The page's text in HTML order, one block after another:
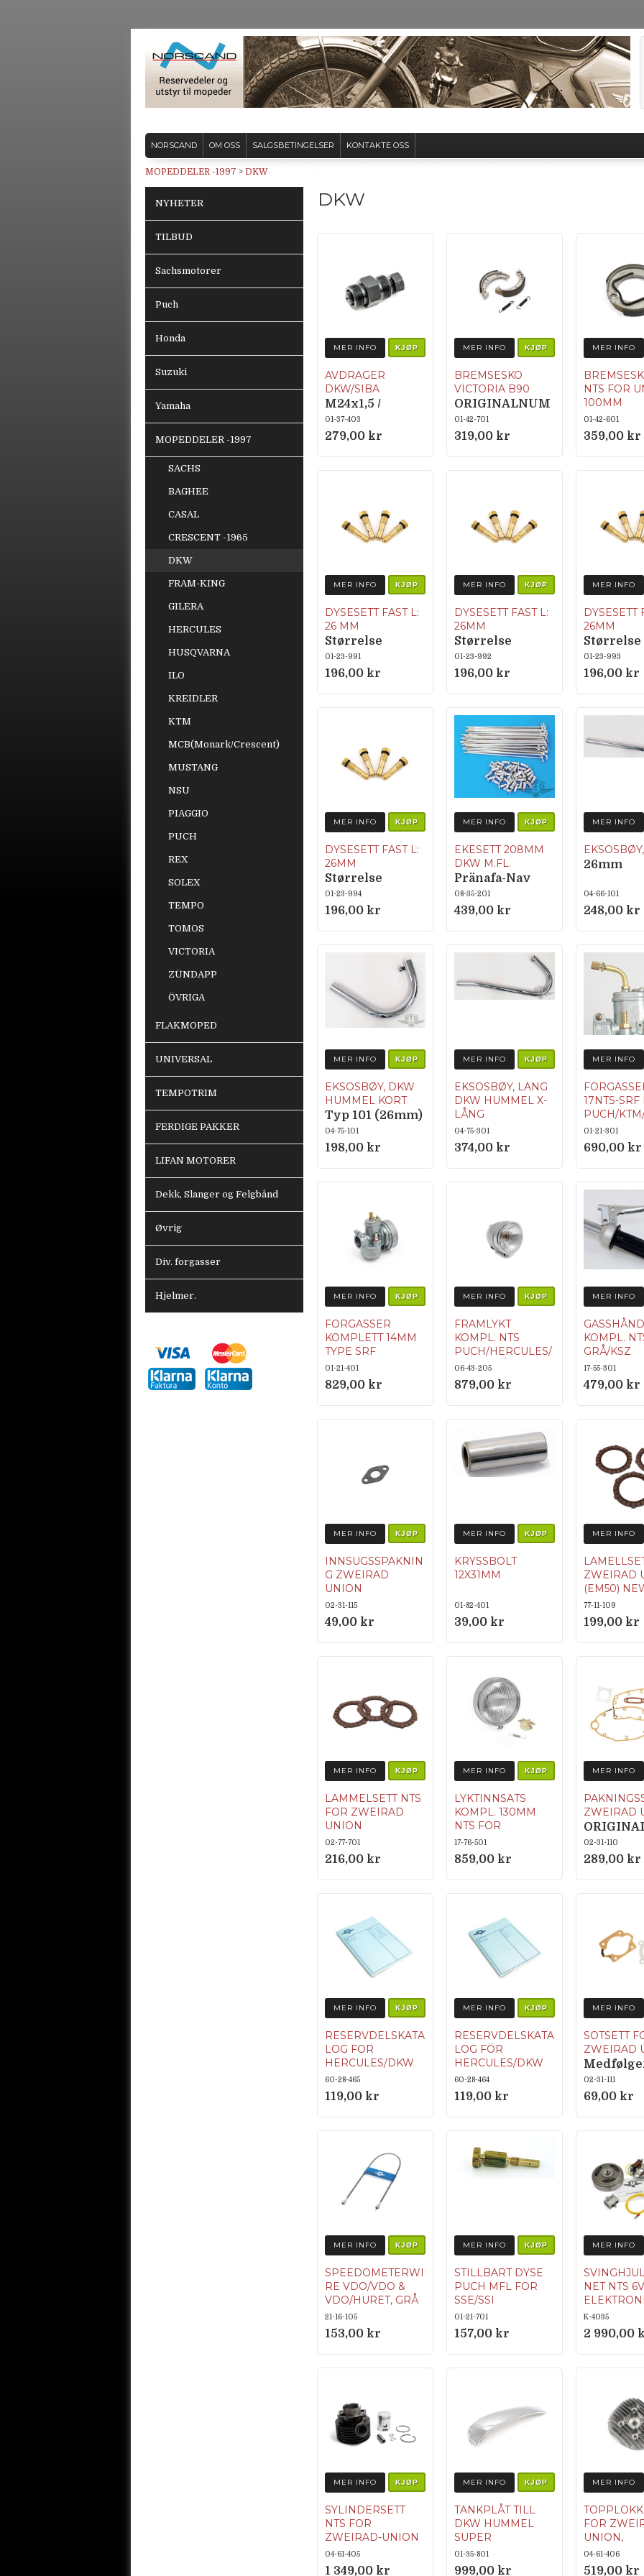
NORSCAND OM OSS SALGSBETINGELSER KONTAKTE OSS
MOPEDDELER -1997 > DKW
NYHETER
TILBUD
Sachsmotorer
Puch
Honda
Suzuki
Yamaha
MOPEDDELER -1997
SACHS
BAGHEE
CASAL
CRESCENT -1965
DKW
FRAM-KING
GILERA
HERCULES
HUSQVARNA
ILO
KREIDLER
KTM
MCB(Monark/Crescent)
MUSTANG
NSU
PIAGGIO
PUCH
REX
SOLEX
TEMPO
TOMOS
VICTORIA
ZÜNDAPP
ÖVRIGA
FLAKMOPED
UNIVERSAL
TEMPOTRIM
FERDIGE PAKKER
LIFAN MOTORER
Dekk, Slanger og Felgbånd
Øvrig
Div. forgasser
Hjelmer.
DKW
MER INFO KJØP
AVDRAGER
DKW/SIBA
M24x1,5 /
M24x1,25
01-37-403
279,00 kr
MER INFO KJØP
BREMSESKO
VICTORIA B90
ORIGINALNUM
MER 900 020 63
50
01-42-701
319,00 kr
MER INFO
NTS FOR
100MM
r CM-
01-42-601
359,00 kr
MER INFO KJØP
DYSESETT FAST L:
26 MM
Størrelse
48,50,52,54
01-23-991
196,00 kr
MER INFO KJØP
DYSESETT FAST L:
26MM
Størrelse
56,58,60,62
01-23-992
196,00 kr
MER INFO
DYSESETT
26MM
Størrelse
01-23-993
196,00 kr
MER INFO KJØP
DYSESETT FAST L:
26MM
Størrelse
72.74.76.78
01-23-994
196,00 kr
MER INFO KJØP
EKESETT 208MM
DKW M.FL.
Pränafa-Nav
08-35-201
439,00 kr
MER INFO
26mm
04-66-101
248,00 kr
MER INFO KJØP
EKSOSBØY, DKW
HUMMEL KORT
Typ 101 (26mm)
04-75-101
198,00 kr
MER INFO KJØP
EKSOSBØY, LANG
DKW HUMMEL X-
LÅNG
26mm
04-75-301
374,00 kr
MER INFO
17NTS-SRF
PUCH/
APP M.FL.
01-21-301
690,00 kr
MER INFO KJØP
FORGASSER
KOMPLETT 14MM
TYPE SRF
01-21-401
829,00 kr
MER INFO KJØP
FRAMLYKT
KOMPL. NTS
PUCH/HERCULES/
MCB (GRÅ)
Originalnumme
06-43-205
879,00 kr
MER INFO
KOMPL.
GRÅ/KSZ
17-55-301
479,00 kr
MER INFO KJØP
INNSUGSSPAKNIN
G ZWEIRAD
UNION
ORIGINALNUM
MER 805 408 50
02-31-115
49,00 kr
MER INFO KJØP
KRYSSBOLT
12X31MM
01-82-401
39,00 kr
MER INFO
ZWEIRAD
(EM50)
r 801 492
77-11-109
199,00 kr
MER INFO KJØP
LAMMELSETT NTS
FOR ZWEIRAD
UNION
Originalnumme
r 801 492 18 00 /
02-77-701
216,00 kr
MER INFO KJØP
LYKTINNSATS
KOMPL. 130MM
NTS FOR
HERCULES/MCB
Originalnumme
24838-1
17-76-501
859,00 kr
MER INFO
ZWEIRAD
MER 805
00
02-31-110
289,00 kr
MER INFO KJØP
RESERVDELSKATA
LOG FOR
HERCULES/DKW
60-28-465
119,00 kr
MER INFO KJØP
RESERVDELSKATA
LOG FÖR
HERCULES/DKW
60-28-464
119,00 kr
MER INFO
SOTSETT
ZWEIRAD
tilsvarer
02-31-111
69,00 kr
MER INFO KJØP
SPEEDOMETERWI
RE VDO/VDO &
VDO/HURET, GRÅ
800MM
SPEEDOMETER
FOR
TILKOBLING
TIL HURET
SOM ENKELT
MONTERT
DIREKTE PÅ
WIREN FØR
MONTERING I
SPEEDOMETER
ET. MERK:
21-16-105
153,00 kr
MER INFO KJØP
STILLBART DYSE
PUCH MFL FOR
SSE/SSI
FORGASSERE
01-21-701
157,00 kr
MER INFO
NET NTS
FOR
ILO/
/PILOT/
K-4035
2 990,00
MER INFO KJØP
SYLINDERSETT
NTS FOR
ZWEIRAD-UNION
(VIFTEKJØLT)
ORIGINALNUM
04-61-405
1 349,00 kr
MER INFO KJØP
TANKPLÅT TILL
DKW HUMMEL
SUPER
ORIGINALNUM
MER 102 780 07
01-35-801
999,00 kr
MER INFO
FOR
UNION,
04-61-406
519,00 kr